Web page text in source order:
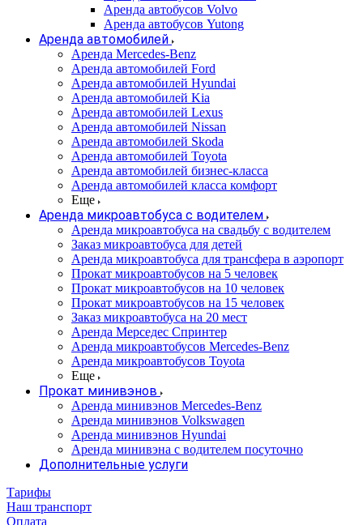
Аренда автобусов Volvo
Аренда автобусов Yutong
Аренда автомобилей
Аренда Mercedes-Benz
Аренда автомобилей Ford
Аренда автомобилей Hyundai
Аренда автомобилей Kia
Аренда автомобилей Lexus
Аренда автомобилей Nissan
Аренда автомобилей Skoda
Аренда автомобилей Toyota
Аренда автомобилей бизнес-класса
Аренда автомобилей класса комфорт
Еще
Аренда микроавтобуса с водителем
Аренда микроавтобуса на свадьбу с водителем
Заказ микроавтобуса для детей
Аренда микроавтобуса для трансфера в аэропорт
Прокат микроавтобусов на 5 человек
Прокат микроавтобусов на 10 человек
Прокат микроавтобусов на 15 человек
Заказ микроавтобуса на 20 мест
Аренда Мерседес Спринтер
Аренда микроавтобусов Mercedes-Benz
Аренда микроавтобусов Toyota
Еще
Прокат минивэнов
Аренда минивэнов Mercedes-Benz
Аренда минивэнов Volkswagen
Аренда минивэнов Hyundai
Аренда минивэна с водителем посуточно
Дополнительные услуги
Тарифы
Наш транспорт
Оплата